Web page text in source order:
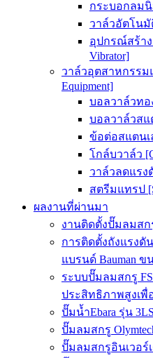
กระบอกลมนิ
วาล์วอัตโนมั
อุปกรณ์สร้าง
Vibrator]
วาล์วอุตสาหกรรม
Equipment]
บอลวาล์วทอ
บอลวาล์วสแ
ข้อต่อสแตนเ
โกล์บวาล์ว
วาล์วลดแรงดั
สตรีมแทรป
ผลงานที่ผ่านมา
งานติดตั้งปั๊มลมสกรู
การติดตั้งถังแรงดัน
แบรนด์ Bauman ข
ระบบปั๊มลมสกรู
ประสิทธิภาพสูงเ
ปั๊มน้ำEbara รุ่น
ปั๊มลมสกรู
ปั๊มลมสกรูอินเวอร์เ